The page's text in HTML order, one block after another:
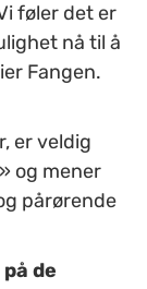
føler det er
nå til å
Fangen.
er veldig
og mener
pårørende
de